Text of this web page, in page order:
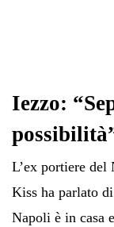
Iezzo:
L’ex portiere del
Kiss ha parlato
Napoli è in casa